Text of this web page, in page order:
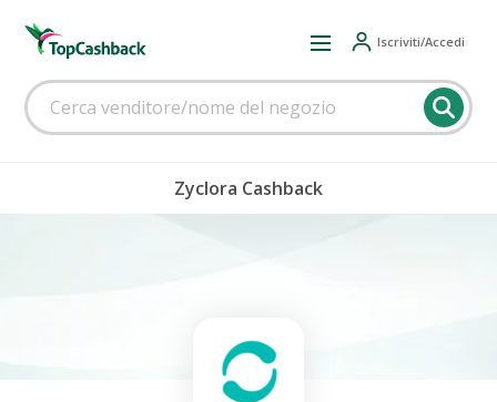
Iscriviti/Accedi
Zyclora Cashback